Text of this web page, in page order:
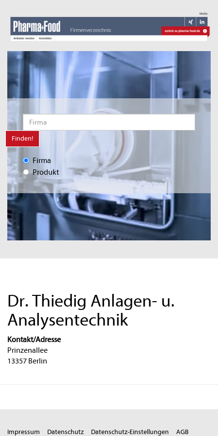
Finden!
Firma
Produkt
Dr. Thiedig Anlagen- u.
Analysentechnik
Kontakt/Adresse
Prinzenallee
13357 Berlin
Impressum Datenschutz Datenschutz-Einstellungen AGB